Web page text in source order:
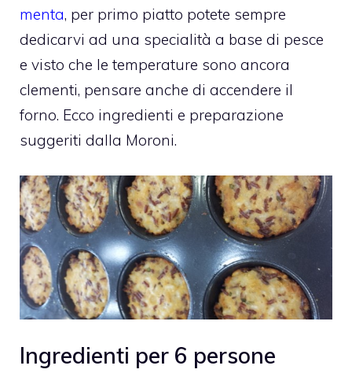
menta, per primo piatto potete sempre
dedicarvi ad una specialità a base di pesce
e visto che le temperature sono ancora
clementi, pensare anche di accendere il
forno. Ecco ingredienti e preparazione
suggeriti dalla Moroni.
Ingredienti per 6 persone